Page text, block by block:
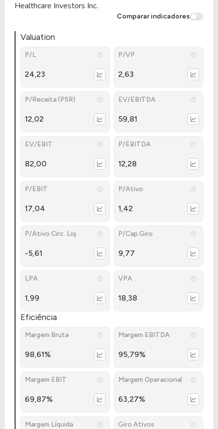
Healthcare Investors Inc.
Comparar indicadores
Valuation
P/L
24,23
P/VP
2,63
P/Receita (PSR)
12,02
EV/EBITDA
59,81
EV/EBIT
82,00
P/EBITDA
12,28
P/EBIT
17,04
P/Ativo
1,42
P/Ativo Circ. Liq.
-5,61
P/Cap.Giro
9,77
LPA
1,99
VPA
18,38
Eficiência
Margem Bruta
98,61%
Margem EBITDA
95,79%
Margem EBIT
69,87%
Margem Operacional
63,27%
Margem Líquida Giro Ativos